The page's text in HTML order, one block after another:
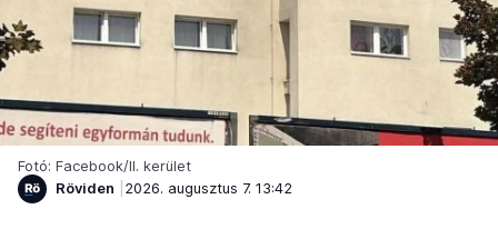
Fotó: Facebook/II. kerület
Röviden
2026. augusztus 7. 13:42